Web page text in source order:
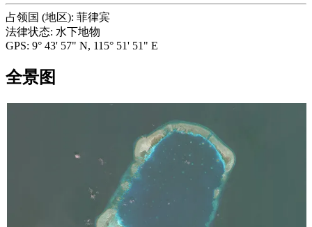
占领国 (地区): 菲律宾
法律状态: 水下地物
GPS: 9° 43' 57" N, 115° 51' 51" E
全景图